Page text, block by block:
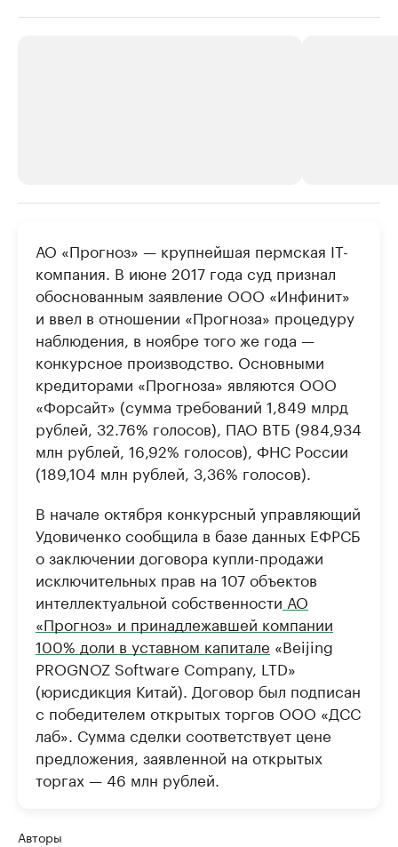
Крупные организации в
нефтегазовой промышленности
Найдите и проверьте данные в каталоге Посмотрите
АО «Прогноз» — крупнейшая пермская IT-
компания. В июне 2017 года суд признал
обоснованным заявление ООО «Инфинит»
и ввел в отношении «Прогноза» процедуру
наблюдения, в ноябре того же года —
конкурсное производство. Основными
кредиторами «Прогноза» являются ООО
«Форсайт» (сумма требований 1,849 млрд
рублей, 32.76% голосов), ПАО ВТБ (984,934
млн рублей, 16,92% голосов), ФНС России
(189,104 млн рублей, 3,36% голосов).
В начале октября конкурсный управляющий
Удовиченко сообщила в базе данных ЕФРСБ
о заключении договора купли-продажи
исключительных прав на 107 объектов
интеллектуальной собственности АО
«Прогноз» и принадлежавшей компании
100% доли в уставном капитале «Beijing
PROGNOZ Software Company, LTD»
(юрисдикция Китай). Договор был подписан
с победителем открытых торгов ООО «ДСС
лаб». Сумма сделки соответствует цене
предложения, заявленной на открытых
торгах — 46 млн рублей.
Авторы